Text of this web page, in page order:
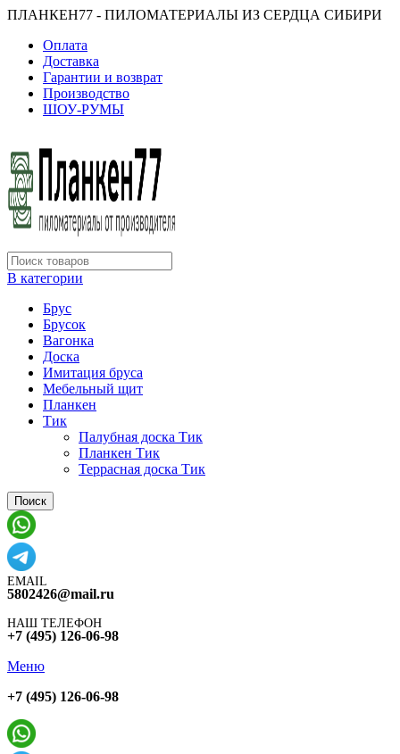
ПЛАНКЕН77 - ПИЛОМАТЕРИАЛЫ ИЗ СЕРДЦА СИБИРИ
Оплата
Доставка
Гарантии и возврат
Производство
ШОУ-РУМЫ
В категории
Брус
Брусок
Вагонка
Доска
Имитация бруса
Мебельный щит
Планкен
Тик
Палубная доска Тик
Планкен Тик
Террасная доска Тик
Поиск
EMAIL
5802426@mail.ru
НАШ ТЕЛЕФОН
+7 (495) 126-06-98
Меню
+7 (495) 126-06-98